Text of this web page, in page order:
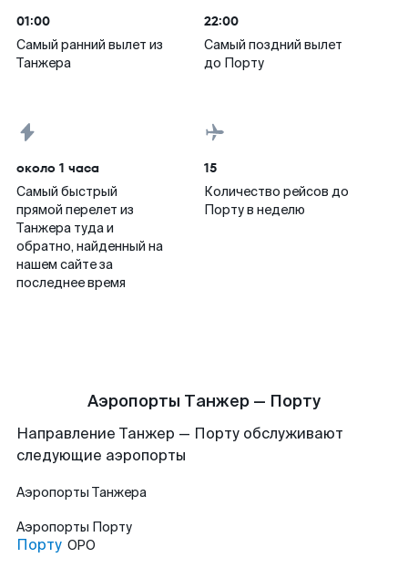
01:00
Самый ранний вылет из
Танжера
22:00
Самый поздний вылет
до Порту
около 1 часа
Самый быстрый
прямой перелет из
Танжера туда и
обратно, найденный на
нашем сайте за
последнее время
15
Количество рейсов до
Порту в неделю
Аэропорты Танжер — Порту
Направление Танжер — Порту обслуживают
следующие аэропорты
Аэропорты Танжера
Аэропорты Порту
Порту OPO